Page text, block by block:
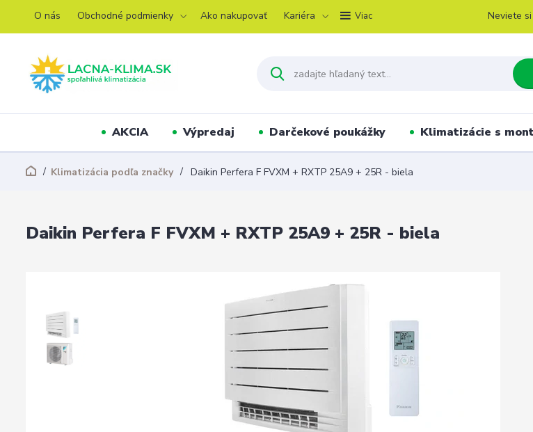
O nás Obchodné podmienky Ako nakupovať Kariéra Viac Neviete
AKCIA Výpredaj Darčekové poukážky Klimatizácie s
Klimatizácia podľa značky Daikin Perfera F FVXM + RXTP 25A9 + 25R - biela
Daikin Perfera F FVXM + RXTP 25A9 + 25R - biela